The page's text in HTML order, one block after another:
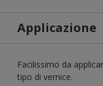
Applicazione
Facilissimo da
tipo di vernice.